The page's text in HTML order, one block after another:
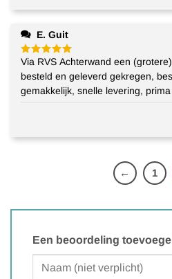
E. Guit
Gewaardeerd
5 uit 5
Via RVS Achterwand een
besteld en geleverd gekregen,
gemakkelijk, snelle levering,
← 1
Een beoordeling